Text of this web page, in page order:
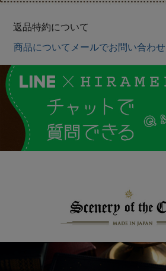
返品特約について
商品についてメールでお問い合わせ